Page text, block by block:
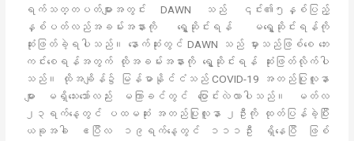
ရက်သတ္တပတ်များအတွင်း DAWN သည် ၎င်း၏၅နှစ်ပြည့်
နှစ်ပတ်လည်အခမ်းအနားကို ရွှေ့ဆိုင်းရန် မရွှေ့ဆိုင်းရန်ကို
ဆုံးဖြတ်ခဲ့ရပါသည်။ နောက်ဆုံးတွင် DAWN သည် မှားသည်ဖြစ်စေ ဘေး
ကင်းစေရန်အတွက် ထိုအခမ်းအနားကို ရွှေ့ဆိုင်းရန် ဆုံးဖြတ်လိုက်ပါ
သည်။ ထိုအချိန်၌ မြန်မာနိုင်ငံသည် COVID-19 အတည်ပြုလူနာ
များ မရှိသေးသော်လည်း မကြာခင်တွင် ပြောင်းလဲလာပါသည်။ မတ်လ
၂၃ရက်နေ့တွင် ပထမဆုံး အတည်ပြုလူနာ ၂ဦးကို ထုတ်ပြန်ခဲ့ပြီး
ယခုအခါ ဧပြီလ ၁၉ရက်နေ့တွင် ၁၁၁ဦး ရှိနေပြီ ဖြစ်